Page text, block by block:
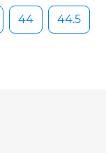
44 44.5